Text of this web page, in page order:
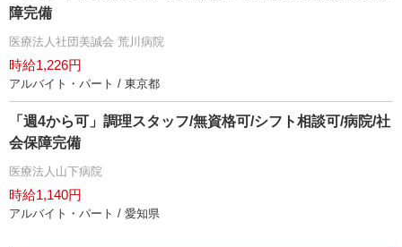
障完備
医療法人社団美誠会 荒川病院
時給1,226円
アルバイト・パート / 東京都
「週4から可」調理スタッフ/無資格可/シフト相談可/病院/社
会保障完備
医療法人山下病院
時給1,140円
アルバイト・パート / 愛知県